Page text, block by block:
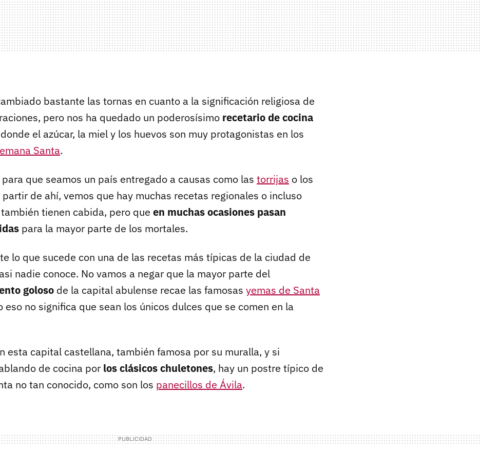
bastante las tornas en cuanto a la significación religiosa de
pero nos ha quedado un poderosísimo recetario de cocina
donde el azúcar, la miel y los huevos son muy protagonistas en los
Santa.
que seamos un país entregado a causas como las torrijas o los
partir de ahí, vemos que hay muchas recetas regionales o incluso
tienen cabida, pero que en muchas ocasiones pasan
para la mayor parte de los mortales.
lo que sucede con una de las recetas más típicas de la ciudad de
nadie conoce. No vamos a negar que la mayor parte del
goloso de la capital abulense recae las famosas yemas de Santa
eso no significa que sean los únicos dulces que se comen en la
esta capital castellana, también famosa por su muralla, y si
de cocina por los clásicos chuletones, hay un postre típico de
no tan conocido, como son los panecillos de Ávila.